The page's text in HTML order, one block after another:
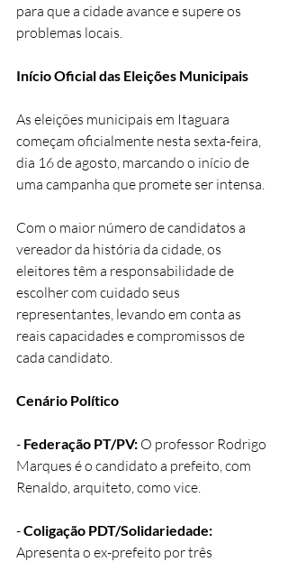
para que a cidade avance e supere os
problemas locais.
Início Oficial das Eleições Municipais
As eleições municipais em Itaguara
começam oficialmente nesta sexta-feira,
dia 16 de agosto, marcando o início de
uma campanha que promete ser intensa.
Com o maior número de candidatos a
vereador da história da cidade, os
eleitores têm a responsabilidade de
escolher com cuidado seus
representantes, levando em conta as
reais capacidades e compromissos de
cada candidato.
Cenário Político
- Federação PT/PV: O professor Rodrigo
Marques é o candidato a prefeito, com
Renaldo, arquiteto, como vice.
- Coligação PDT/Solidariedade:
Apresenta o ex-prefeito por três